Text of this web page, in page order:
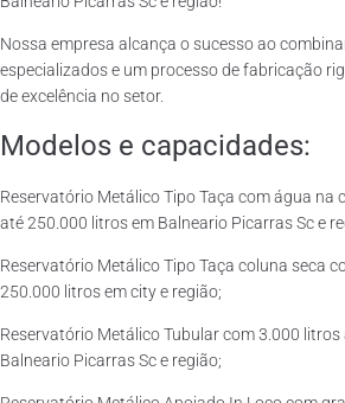
Nossa empresa alcança o sucesso ao
especializados e um processo de fabricação
de excelência no setor.
Modelos e capacidades:
Reservatório Metálico Tipo Taça com água na
até 250.000 litros em Balneario Picarras Sc e
Reservatório Metálico Tipo Taça coluna seca
250.000 litros em city e região;
Reservatório Metálico Tubular com 3.000
Balneario Picarras Sc e região;